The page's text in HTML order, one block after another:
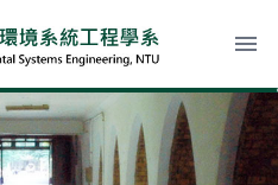
menu